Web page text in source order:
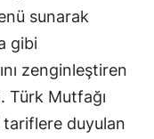
sunarak
gibi
zenginleştiren
Türk Mutfağı
tariflere duyulan